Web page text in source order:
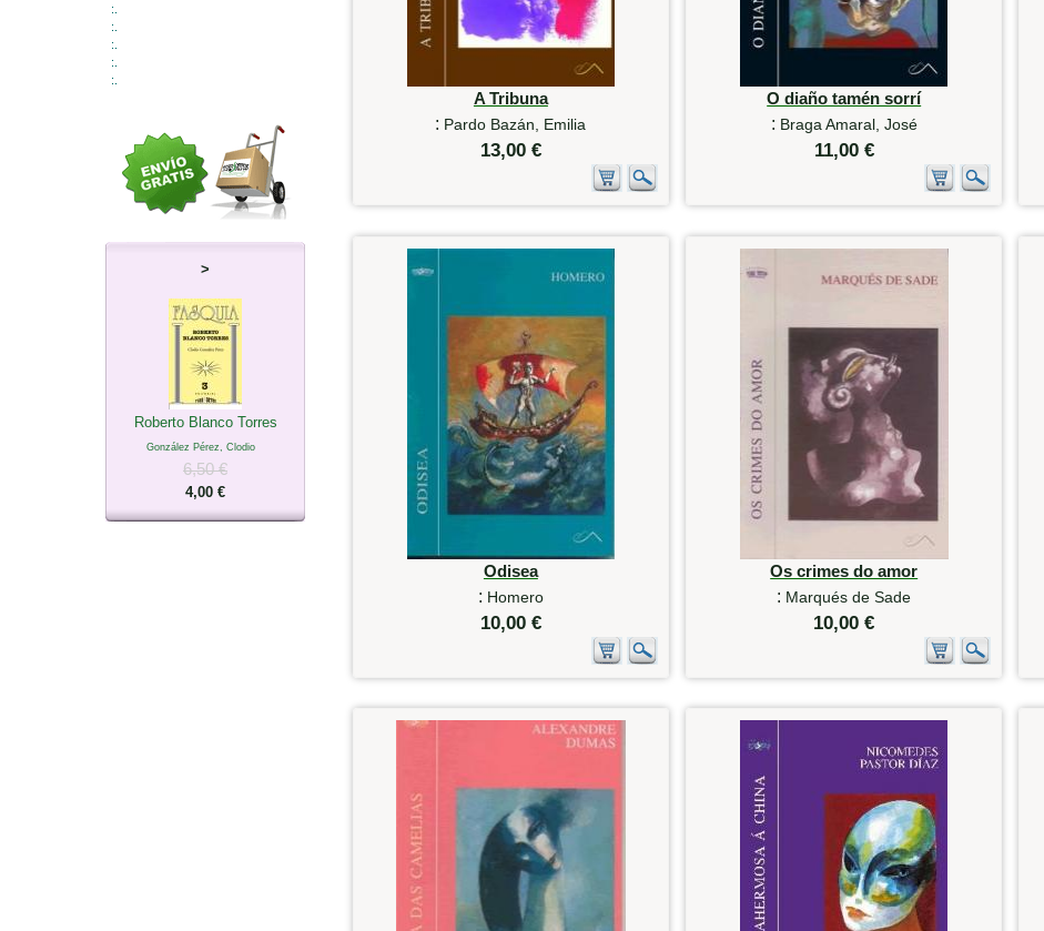
:.
:.
:.
:.
:.
>
Roberto Blanco Torres
González Pérez, Clodio
6,50 €
4,00 €
A Tribuna
: Pardo Bazán, Emilia
13,00 €
O diaño tamén sorrí
: Braga Amaral, José
11,00 €
Odisea
: Homero
10,00 €
Os crimes do amor
: Marqués de Sade
10,00 €